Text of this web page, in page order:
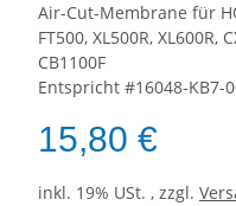
Air-Cut-Membrane für
FT500, XL500R, XL600R,
CB1100F
Entspricht #16048-KB7-
15,80 €
inkl. 19% USt. , zzgl.